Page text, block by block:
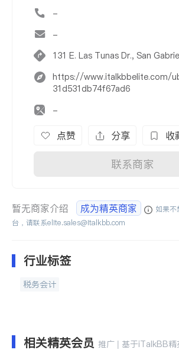
-
-
131 E. Las Tunas Dr., San
https://www.italkbbelite.com/
31d531db74f67ad6
-
点赞 分享 收
联系商家
暂无商家介绍 成为精英商家
如果
台，请联系elite.sales@italkbb.com
行业标签
税务会计
相关精英会员 推广 | 基于iTalkBB精